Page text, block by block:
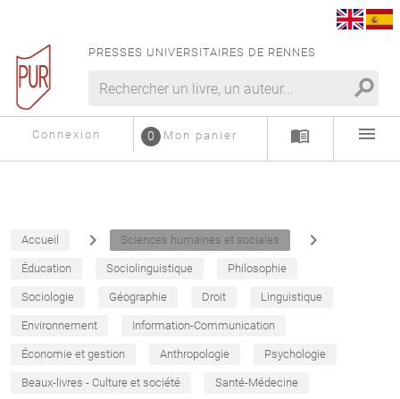
PRESSES UNIVERSITAIRES DE RENNES
search
Connexion Mon panier
0 menu_book menu
Accueil navigate_next Sciences humaines et sociales navigate_next
Éducation Sociolinguistique Philosophie
Sociologie Géographie Droit Linguistique
Environnement Information-Communication
Économie et gestion Anthropologie Psychologie
Beaux-livres - Culture et société Santé-Médecine